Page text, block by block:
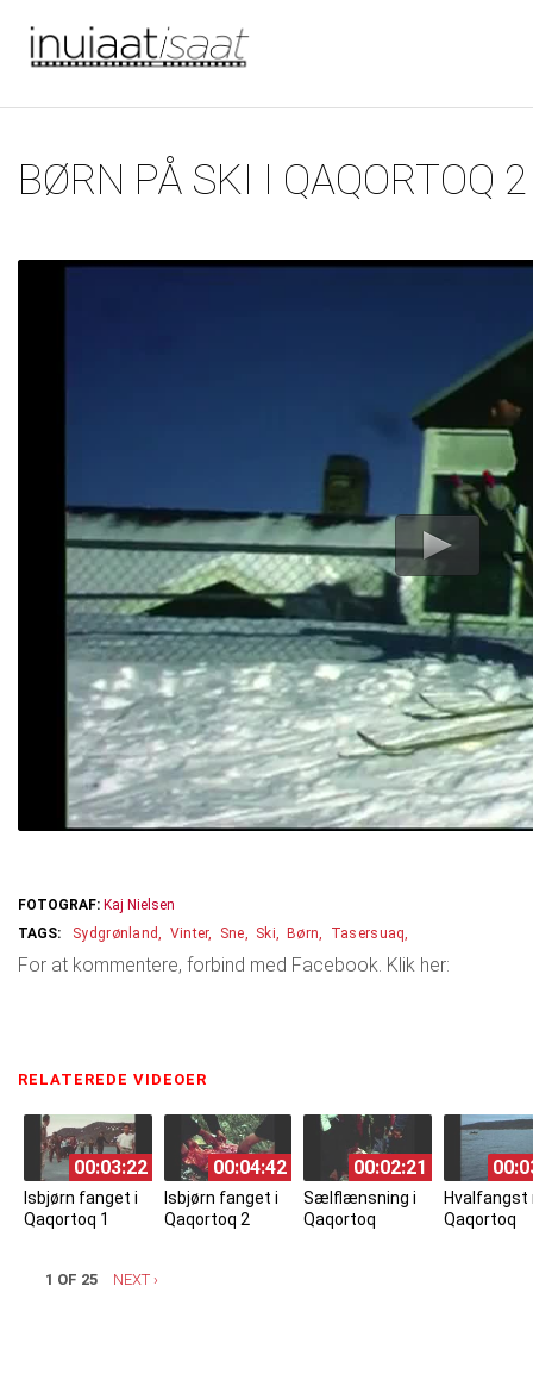
Du er her
BØRN PÅ SKI I QAQORTOQ 2
FOTOGRAF: Kaj Nielsen
Sydgrønland
Vinter Sne Ski Børn Tasersuaq
For at kommentere, forbind med Facebook. Klik her:
RELATEREDE VIDEOER
00:03:22
Isbjørn fanget i
Qaqortoq 1
00:04:42
Isbjørn fanget i
Qaqortoq 2
00:02:21
Sælflænsning i
Qaqortoq
Qaqortoq
1 OF 25 NEXT ›